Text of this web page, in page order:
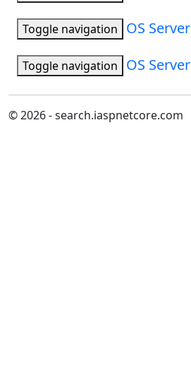
Toggle navigation OS Server
Toggle navigation OS Server
© 2026 - search.iaspnetcore.com